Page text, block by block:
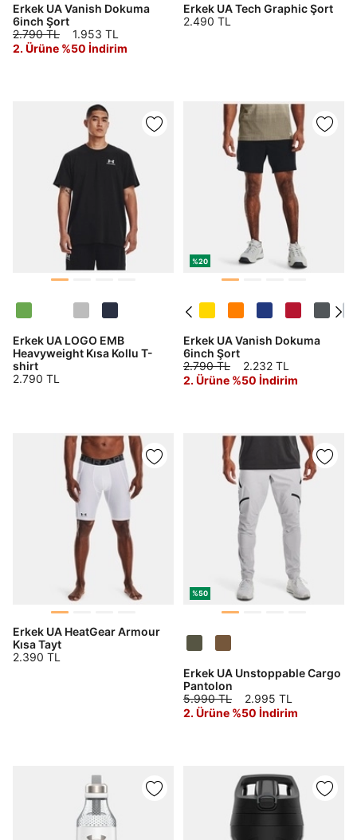
Erkek UA Vanish Dokuma
6inch Şort
2.790 TL
1.953 TL
2. Ürüne %50 İndirim
Erkek UA Tech Graphic Şort
2.490 TL
Erkek UA LOGO EMB
Heavyweight Kısa Kollu T-
shirt
2.790 TL
%20
Erkek UA Vanish Dokuma
6inch Şort
2.790 TL
2.232 TL
2. Ürüne %50 İndirim
Erkek UA HeatGear Armour
Kısa Tayt
2.390 TL
%50
Erkek UA Unstoppable Cargo
Pantolon
5.990 TL
2.995 TL
2. Ürüne %50 İndirim